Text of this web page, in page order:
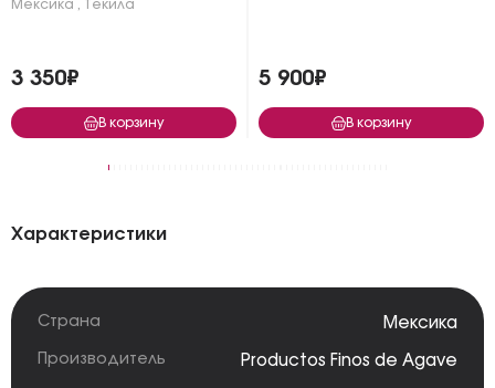
Мексика Текила
3 350₽
В корзину
5 900₽
В корзину
Характеристики
Страна Мексика
Производитель Productos Finos de Agave